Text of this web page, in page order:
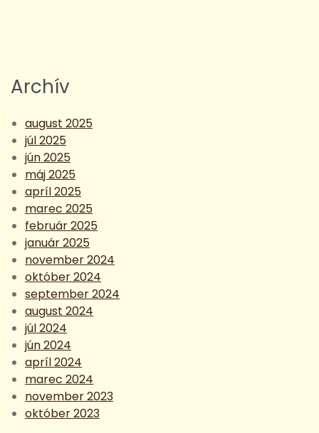
Archív
august 2025
júl 2025
jún 2025
máj 2025
apríl 2025
marec 2025
február 2025
január 2025
november 2024
október 2024
september 2024
august 2024
júl 2024
jún 2024
apríl 2024
marec 2024
november 2023
október 2023